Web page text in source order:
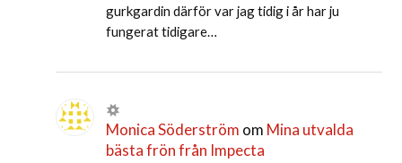
gurkgardin därför var jag tidig i år har ju
fungerat tidigare…
Monica Söderström om Mina utvalda
bästa frön från Impecta